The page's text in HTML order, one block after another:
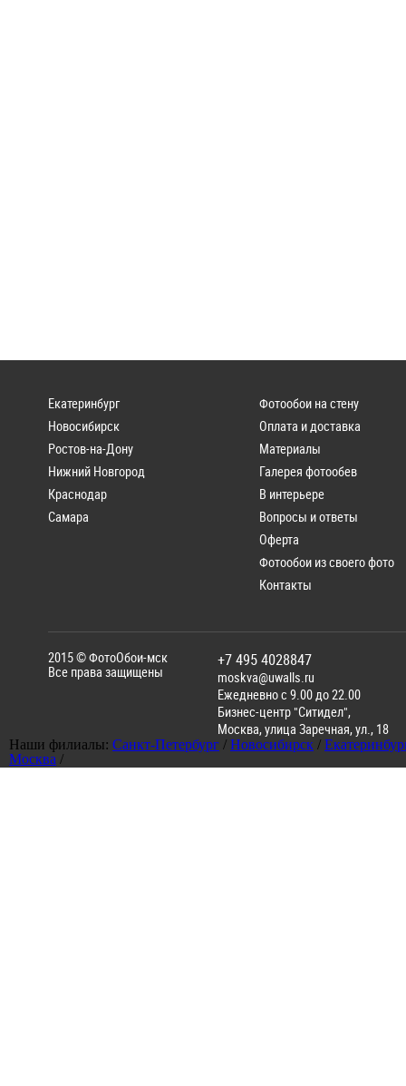
Екатеринбург
Новосибирск
Ростов-на-Дону
Нижний Новгород
Краснодар
Самара
Фотообои на стену
Оплата и доставка
Материалы
Галерея фотообев
В интерьере
Вопросы и ответы
Оферта
Фотообои из своего фото
Контакты
2015 ©ФотоОбои-мск
Все права защищены
+7 495 4028847
moskva@uwalls.ru
Ежедневно с 9.00 до 22.00
Бизнес-центр "Ситидел",
Москва,улица Заречная, ул., 18
Наши филиалы: Санкт-Петербург / Новосибирск /
Москва /